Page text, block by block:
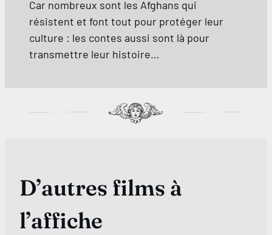
Car nombreux sont les Afghans qui
résistent et font tout pour protéger leur
culture : les contes aussi sont là pour
transmettre leur histoire…
D’autres films à
l’affiche